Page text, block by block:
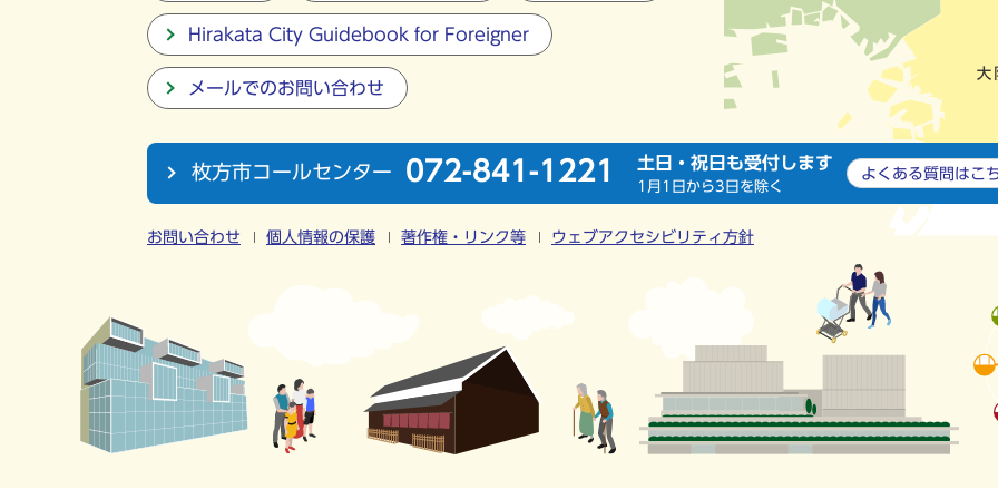
Hirakata City Guidebook for Foreigner
メールでのお問い合わせ
枚方市コールセンター 072-841-1221 土日・祝日も受付します
1月1日から3日を除く
よくある質問は こ
お問い合わせ 個人情報の保護 著作権・リンク等 ウェブアクセシビリティ方針